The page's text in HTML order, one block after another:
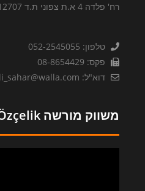
רח' פלדה 4 א.ת צפוני ת.ד 12707 מיקוד 7752400 אשדוד
טלפון: 052-2545055
פקס: 08-8654429
דוא"ל: sheli_sahar@walla.com
משווק מורשה Özçelik